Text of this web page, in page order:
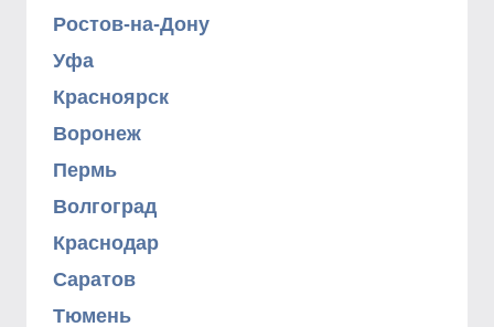
Ростов-на-Дону
Уфа
Красноярск
Воронеж
Пермь
Волгоград
Краснодар
Саратов
Тюмень